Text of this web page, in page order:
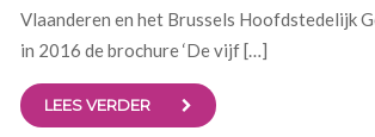
Vlaanderen en het Brussels Hoofdstedelijk
in 2016 de brochure ‘De vijf […]
LEES VERDER